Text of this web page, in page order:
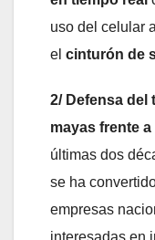
uso del celular
el cinturón de
2/ Defensa
mayas frente
últimas dos
se ha
empresas
interesadas en